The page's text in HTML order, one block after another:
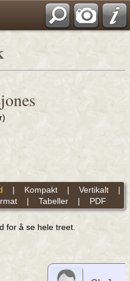
| Kompakt| Vertikalt|
| Tabeller| PDF
for å se hele treet.